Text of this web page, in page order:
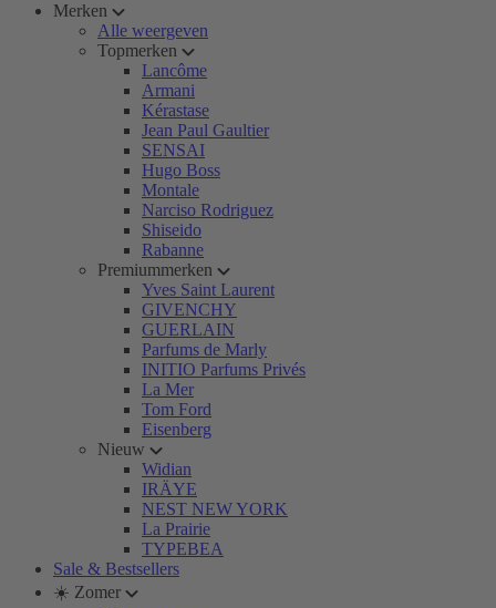
Merken
Alle weergeven
Topmerken
Lancôme
Armani
Kérastase
Jean Paul Gaultier
SENSAI
Hugo Boss
Montale
Narciso Rodriguez
Shiseido
Rabanne
Premiummerken
Yves Saint Laurent
GIVENCHY
GUERLAIN
Parfums de Marly
INITIO Parfums Privés
La Mer
Tom Ford
Eisenberg
Nieuw
Widian
IRÄYE
NEST NEW YORK
La Prairie
TYPEBEA
Sale & Bestsellers
☀️ Zomer